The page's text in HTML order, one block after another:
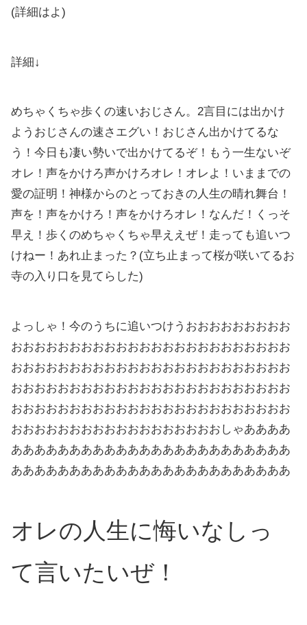
(詳細はよ)
詳細↓
めちゃくちゃ歩くの速いおじさん。2言目には出かけ
ようおじさんの速さエグい！おじさん出かけてるな
う！今日も凄い勢いで出かけてるぞ！もう一生ないぞ
オレ！声をかけろ声かけろオレ！オレよ！いままでの
愛の証明！神様からのとっておきの人生の晴れ舞台！
声を！声をかけろ！声をかけろオレ！なんだ！くっそ
早え！歩くのめちゃくちゃ早ええぜ！走っても追いつ
けねー！あれ止まった？(立ち止まって桜が咲いてるお
寺の入り口を見てらした)
よっしゃ！今のうちに追いつけうおおおおおおおおお
おおおおおおおおおおおおおおおおおおおおおおおお
おおおおおおおおおおおおおおおおおおおおおおおお
おおおおおおおおおおおおおおおおおおおおおおおお
おおおおおおおおおおおおおおおおおおおおおおおお
おおおおおおおおおおおおおおおおおおしゃああああ
ああああああああああああああああああああああああ
ああああああああああああああああああああああああ
オレの人生に悔いなしっ
て言いたいぜ！